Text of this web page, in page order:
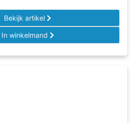
Bekijk artikel
In winkelmand